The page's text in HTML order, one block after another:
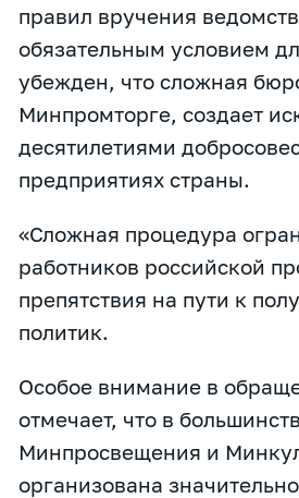
правил вручения
обязательным условием
убежден, что сложная
Минпромторге, создает
десятилетиями
предприятиях страны.
«Сложная процедура
работников российской
препятствия на пути к
политик.
Особое внимание в
отмечает, что в
Минпросвещения и
организована